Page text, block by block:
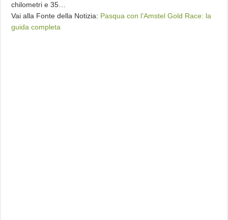
chilometri e 35…
Vai alla Fonte della Notizia: Pasqua con l’Amstel Gold Race: la
guida completa